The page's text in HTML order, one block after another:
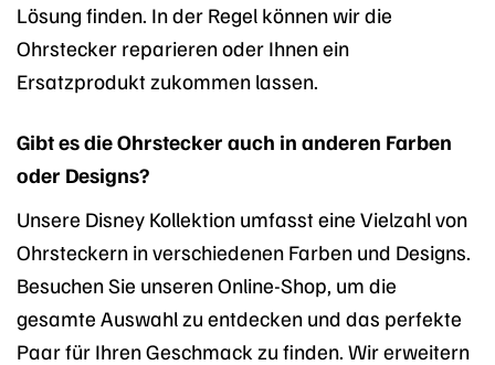
Lösung finden. In der Regel können wir die
Ohrstecker reparieren oder Ihnen ein
Ersatzprodukt zukommen lassen.
Gibt es die Ohrstecker auch in anderen Farben
oder Designs?
Unsere Disney Kollektion umfasst eine Vielzahl von
Ohrsteckern in verschiedenen Farben und Designs.
Besuchen Sie unseren Online-Shop, um die
gesamte Auswahl zu entdecken und das perfekte
Paar für Ihren Geschmack zu finden. Wir erweitern